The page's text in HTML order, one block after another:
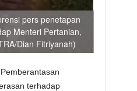
pers penetapan
Menteri Pertanian,
Dian Fitriyanah)
terhadap